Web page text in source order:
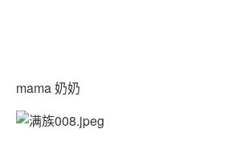
mama 奶奶